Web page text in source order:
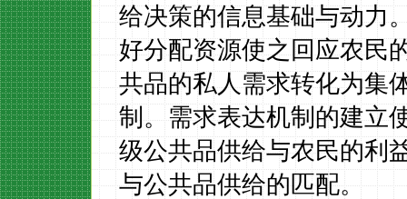
给决策的信息基础与动力
好分配资源使之回应农民
共品的私人需求转化为集
制。需求表达机制的建立
级公共品供给与农民的利
与公共品供给的匹配。